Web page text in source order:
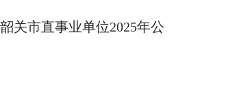
关市直事业单位2025年公